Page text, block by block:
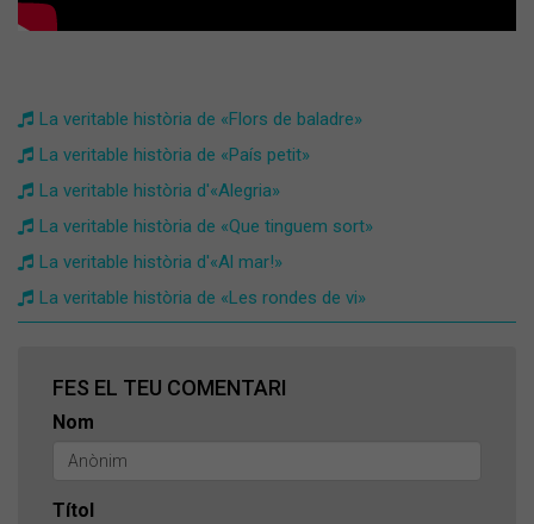
La veritable història de «Flors de baladre»
La veritable història de «País petit»
La veritable història d'«Alegria»
La veritable història de «Que tinguem sort»
La veritable història d'«Al mar!»
La veritable història de «Les rondes de vi»
FES EL TEU COMENTARI
Nom
Títol